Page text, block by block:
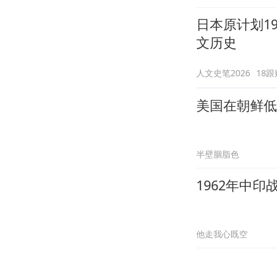
日本原计划
文历史
人文史笔2026 18跟
美国在朝鲜
半壁胭脂色
1962年中印
他走我心既空